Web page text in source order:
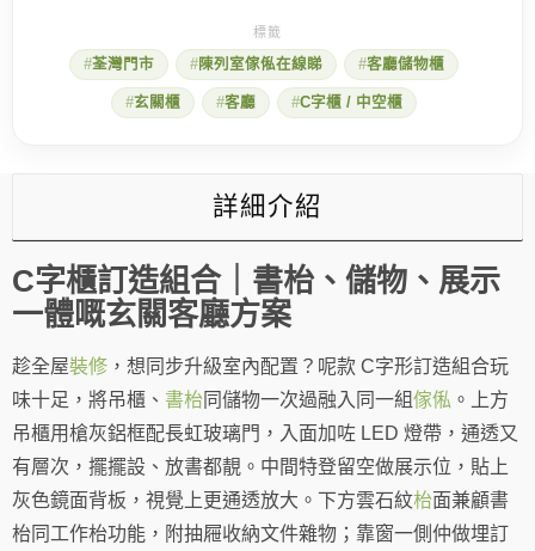
量
荃灣門市 陳列室傢俬在線睇 客廳儲物櫃
玄關櫃 客廳 C字櫃 / 中空櫃
詳細介紹
C字櫃訂造組合｜書枱、儲物、展示
一體嘅玄關客廳方案
趁全屋裝修 ，想同步升級室內配置？呢款 C字形訂造組合玩
味十足，將吊櫃、 書枱同儲物一次過融入同一組傢俬 。上方
吊櫃用槍灰鋁框配長虹玻璃門，入面加咗 LED 燈帶，通透又
有層次，擺擺設、放書都靚。中間特登留空做展示位，貼上
灰色鏡面背板，視覺上更通透放大。下方雲石紋枱面兼顧書
枱同工作枱功能，附抽屜收納文件雜物；靠窗一側仲做埋訂